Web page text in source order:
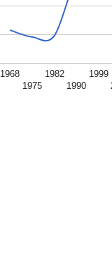
1968
1975
1982
1990
1999